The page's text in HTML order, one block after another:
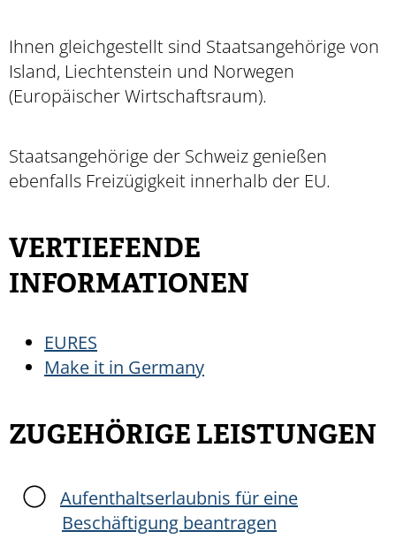
Ihnen gleichgestellt sind Staatsangehörige von
Island, Liechtenstein und Norwegen
(Europäischer Wirtschaftsraum).
Staatsangehörige der Schweiz genießen
ebenfalls Freizügigkeit innerhalb der EU.
VERTIEFENDE
INFORMATIONEN
EURES
Make it in Germany
ZUGEHÖRIGE LEISTUNGEN
Aufenthaltserlaubnis für eine
Beschäftigung beantragen